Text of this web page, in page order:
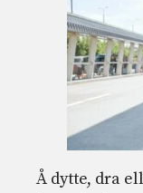
Å dytte, dra